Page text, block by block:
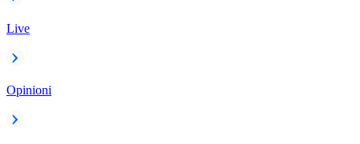
Live
Opinioni